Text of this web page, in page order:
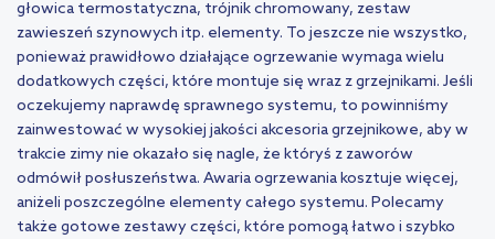
głowica termostatyczna, trójnik chromowany, zestaw
zawieszeń szynowych itp. elementy. To jeszcze nie wszystko,
ponieważ prawidłowo działające ogrzewanie wymaga wielu
dodatkowych części, które montuje się wraz z grzejnikami. Jeśli
oczekujemy naprawdę sprawnego systemu, to powinniśmy
zainwestować w wysokiej jakości akcesoria grzejnikowe, aby w
trakcie zimy nie okazało się nagle, że któryś z zaworów
odmówił posłuszeństwa. Awaria ogrzewania kosztuje więcej,
aniżeli poszczególne elementy całego systemu. Polecamy
także gotowe zestawy części, które pomogą łatwo i szybko